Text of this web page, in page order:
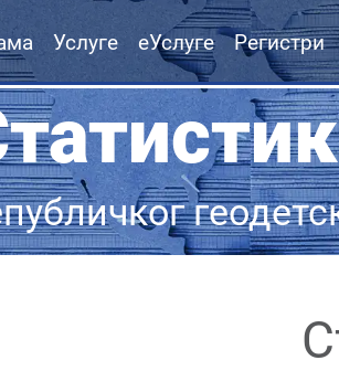
Услуге еУслуге Регистри